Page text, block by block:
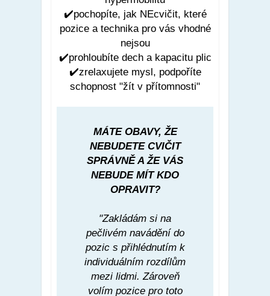
✔️pochopíte, jak NEcvičit, které
pozice a technika pro vás vhodné
nejsou
✔️prohloubíte dech a kapacitu plic
✔️zrelaxujete mysl, podpoříte
schopnost "žít v přítomnosti"
MÁTE OBAVY, ŽE
NEBUDETE CVIČIT
SPRÁVNĚ A ŽE VÁS
NEBUDE MÍT KDO
OPRAVIT?
"Zakládám si na
pečlivém navádění do
pozic s přihlédnutím k
individuálním rozdílům
mezi lidmi. Zároveň
volím pozice pro toto